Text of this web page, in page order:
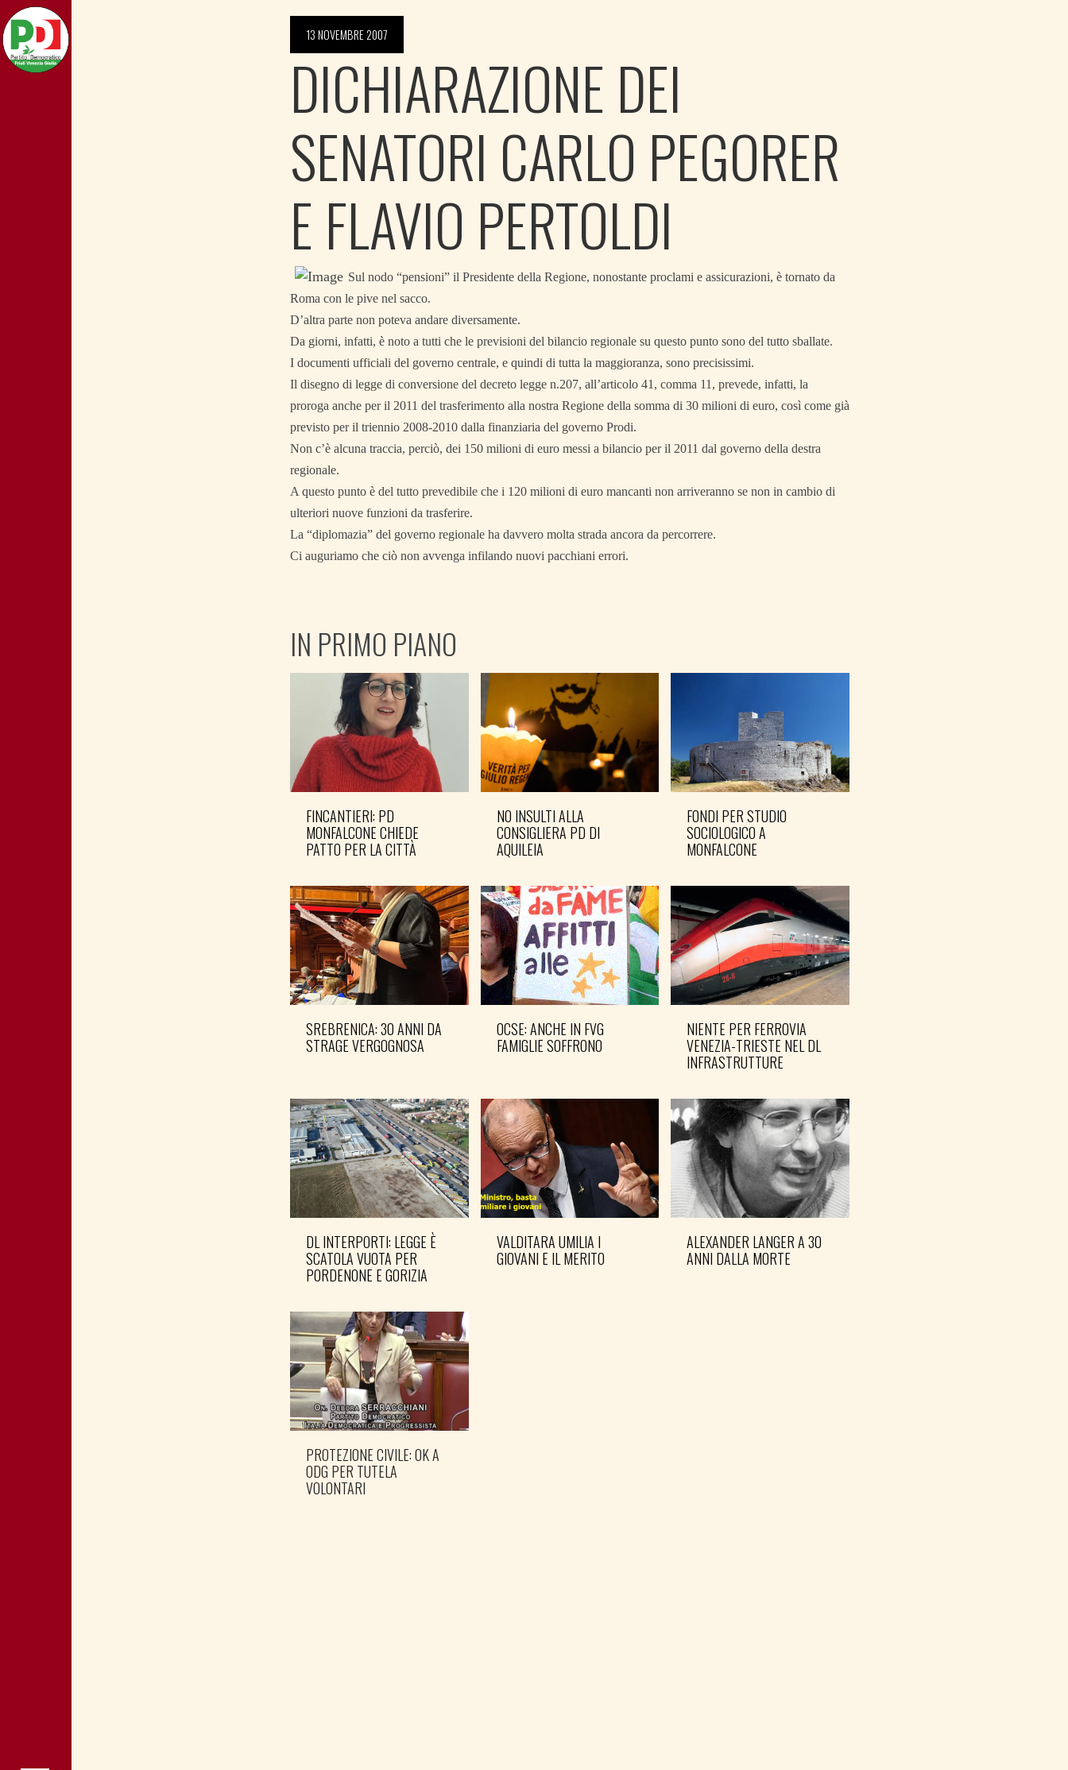
13 NOVEMBRE 2007
DICHIARAZIONE DEI
SENATORI CARLO PEGORER
E FLAVIO PERTOLDI
Sul nodo “pensioni” il Presidente della Regione, nonostante proclami e assicurazioni, è tornato da
Roma con le pive nel sacco.
D’altra parte non poteva andare diversamente.
Da giorni, infatti, è noto a tutti che le previsioni del bilancio regionale su questo punto sono del tutto sballate.
I documenti ufficiali del governo centrale, e quindi di tutta la maggioranza, sono precisissimi.
Il disegno di legge di conversione del decreto legge n.207, all’articolo 41, comma 11, prevede, infatti, la
proroga anche per il 2011 del trasferimento alla nostra Regione della somma di 30 milioni di euro, così come già
previsto per il triennio 2008-2010 dalla finanziaria del governo Prodi.
Non c’è alcuna traccia, perciò, dei 150 milioni di euro messi a bilancio per il 2011 dal governo della destra
regionale.
A questo punto è del tutto prevedibile che i 120 milioni di euro mancanti non arriveranno se non in cambio di
ulteriori nuove funzioni da trasferire.
La “diplomazia” del governo regionale ha davvero molta strada ancora da percorrere.
Ci auguriamo che ciò non avvenga infilando nuovi pacchiani errori.
IN PRIMO PIANO
FINCANTIERI: PD
MONFALCONE CHIEDE
PATTO PER LA CITTÀ
NO INSULTI ALLA
CONSIGLIERA PD DI
AQUILEIA
FONDI PER STUDIO
SOCIOLOGICO A
MONFALCONE
SREBRENICA: 30 ANNI DA
STRAGE VERGOGNOSA
OCSE: ANCHE IN FVG
FAMIGLIE SOFFRONO
NIENTE PER FERROVIA
VENEZIA-TRIESTE NEL DL
INFRASTRUTTURE
DL INTERPORTI: LEGGE È
SCATOLA VUOTA PER
PORDENONE E GORIZIA
VALDITARA UMILIA I
GIOVANI E IL MERITO
ALEXANDER LANGER A 30
ANNI DALLA MORTE
PROTEZIONE CIVILE: OK A
ODG PER TUTELA
VOLONTARI